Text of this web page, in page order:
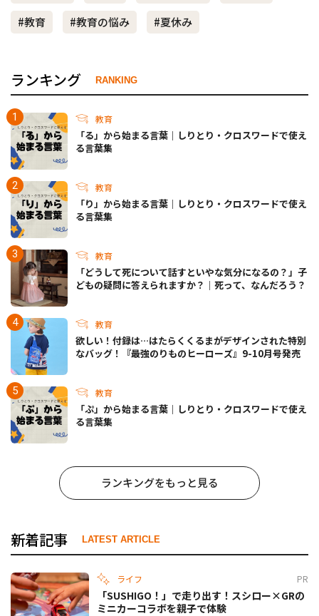
#教育
#教育の悩み #夏休み
ランキング RANKING
教育
「る」から始まる言葉｜しりとり・クロスワードで使え
る言葉集
教育
「り」から始まる言葉｜しりとり・クロスワードで使え
る言葉集
教育
「どうして死について話すといやな気分になるの？」子
どもの疑問に答えられますか？｜死って、なんだろう？
教育
欲しい！付録は…はたらくくるまがデザインされた特別
なバッグ！『最強のりものヒーローズ』9-10月号発売
教育
「ぷ」から始まる言葉｜しりとり・クロスワードで使え
る言葉集
ランキングをもっと見る
新着記事 LATEST ARTICLE
ライフ PR
「SUSHIGO！」で走り出す！スシロー×GRの
ミニカーコラボを親子で体験